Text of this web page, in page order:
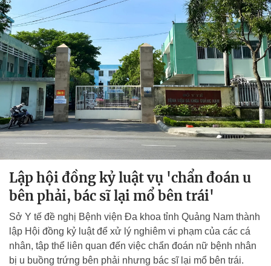
Lập hội đồng kỷ luật vụ 'chẩn đoán u
bên phải, bác sĩ lại mổ bên trái'
Sở Y tế đề nghị Bệnh viện Đa khoa tỉnh Quảng Nam thành
lập Hội đồng kỷ luật để xử lý nghiêm vi phạm của các cá
nhân, tập thể liên quan đến việc chẩn đoán nữ bệnh nhân
bị u buồng trứng bên phải nhưng bác sĩ lại mổ bên trái.